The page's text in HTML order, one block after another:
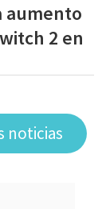
aumento
2 en
noticias